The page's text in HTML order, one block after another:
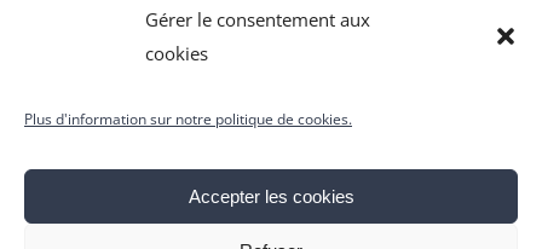
Gérer le consentement aux
cookies
Plus d'information sur notre politique de cookies.
Accepter les cookies
L’agglo recrute